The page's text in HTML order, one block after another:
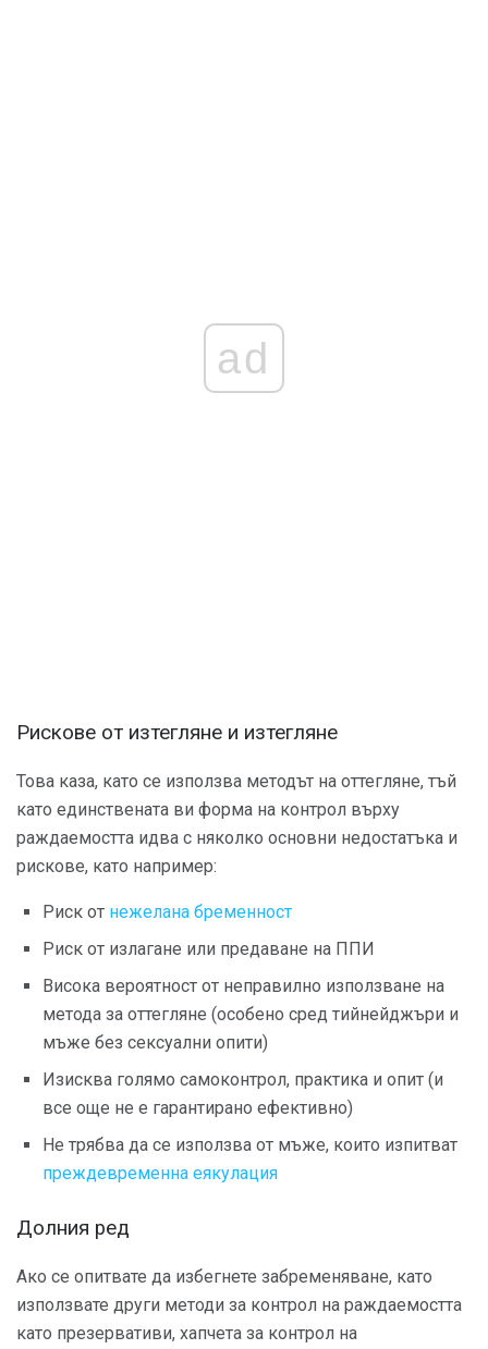
ad
Рискове от изтегляне и изтегляне
Това каза, като се използва методът на оттегляне, тъй
като единствената ви форма на контрол върху
раждаемостта идва с няколко основни недостатъка и
рискове, като например:
Риск от нежелана бременност
Риск от излагане или предаване на ППИ
Висока вероятност от неправилно използване на
метода за оттегляне (особено сред тийнейджъри и
мъже без сексуални опити)
Изисква голямо самоконтрол, практика и опит (и
все още не е гарантирано ефективно)
Не трябва да се използва от мъже, които изпитват
преждевременна еякулация
Долния ред
Ако се опитвате да избегнете забременяване, като
използвате други методи за контрол на раждаемостта
като презервативи, хапчета за контрол на